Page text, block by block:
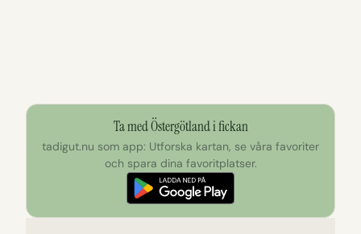
Ta med Östergötland i fickan
tadigut.nu som app: Utforska kartan, se våra favoriter
och spara dina favoritplatser.